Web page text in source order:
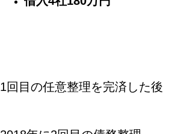
1回目の任意整理を完済した後